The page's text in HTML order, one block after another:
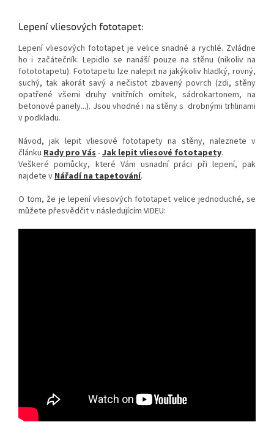
Lepení vliesových fototapet:
Lepení vliesových fototapet je velice snadné a rychlé. Zvládne
ho i začátečník. Lepidlo se nanáší pouze na stěnu (nikoliv na
fotototapetu). Fototapetu lze nalepit na jakýkoliv hladký, rovný,
suchý, tak akorát savý a nečistot zbavený povrch (zdi, stěny
opatřené všemi druhy vnitřních omítek, sádrokartonem, na
betonové panely...). Jsou vhodné i na stěny s drobnými trhlinami
v podkladu.
Návod, jak lepit vliesové fototapety na stěny, naleznete v
článku Rady pro Vás-Jak lepit vliesové fototapety.
Veškeré pomůcky, které Vám usnadní práci při lepení, pak
najdete vNářadí na tapetování.
O tom, že je lepení vliesových fototapet velice jednoduché, se
můžete přesvědčit v následujícím VIDEU: